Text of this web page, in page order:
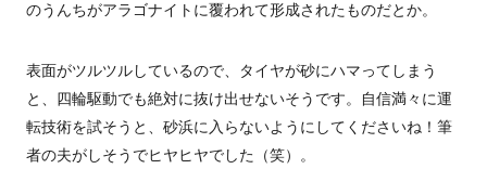
のうんちがアラゴナイトに覆われて形成されたものだとか。
表面がツルツルしているので、タイヤが砂にハマってしまう
と、四輪駆動でも絶対に抜け出せないそうです。自信満々に運
転技術を試そうと、砂浜に入らないようにしてくださいね！筆
者の夫がしそうでヒヤヒヤでした（笑）。